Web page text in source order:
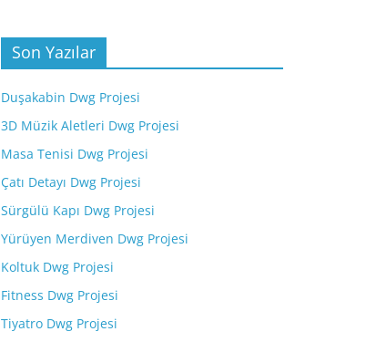
Son Yazılar
Duşakabin Dwg Projesi
3D Müzik Aletleri Dwg Projesi
Masa Tenisi Dwg Projesi
Çatı Detayı Dwg Projesi
Sürgülü Kapı Dwg Projesi
Yürüyen Merdiven Dwg Projesi
Koltuk Dwg Projesi
Fitness Dwg Projesi
Tiyatro Dwg Projesi